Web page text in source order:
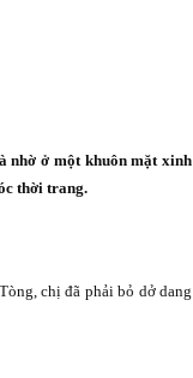
nhờ ở một khuôn mặt xinh
thời trang.
chị đã phải bỏ dở dang